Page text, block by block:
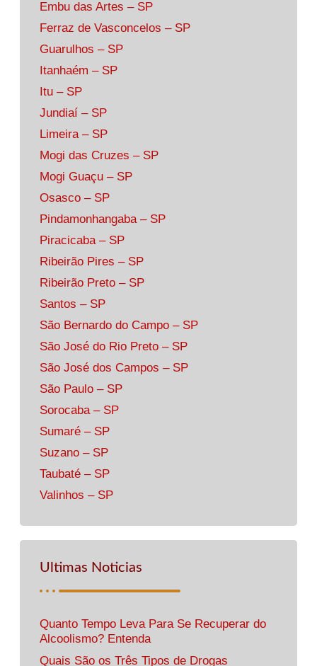
Embu das Artes – SP
Ferraz de Vasconcelos – SP
Guarulhos – SP
Itanhaém – SP
Itu – SP
Jundiaí – SP
Limeira – SP
Mogi das Cruzes – SP
Mogi Guaçu – SP
Osasco – SP
Pindamonhangaba – SP
Piracicaba – SP
Ribeirão Pires – SP
Ribeirão Preto – SP
Santos – SP
São Bernardo do Campo – SP
São José do Rio Preto – SP
São José dos Campos – SP
São Paulo – SP
Sorocaba – SP
Sumaré – SP
Suzano – SP
Taubaté – SP
Valinhos – SP
Ultimas Noticias
Quanto Tempo Leva Para Se Recuperar do
Alcoolismo? Entenda
Quais São os Três Tipos de Drogas